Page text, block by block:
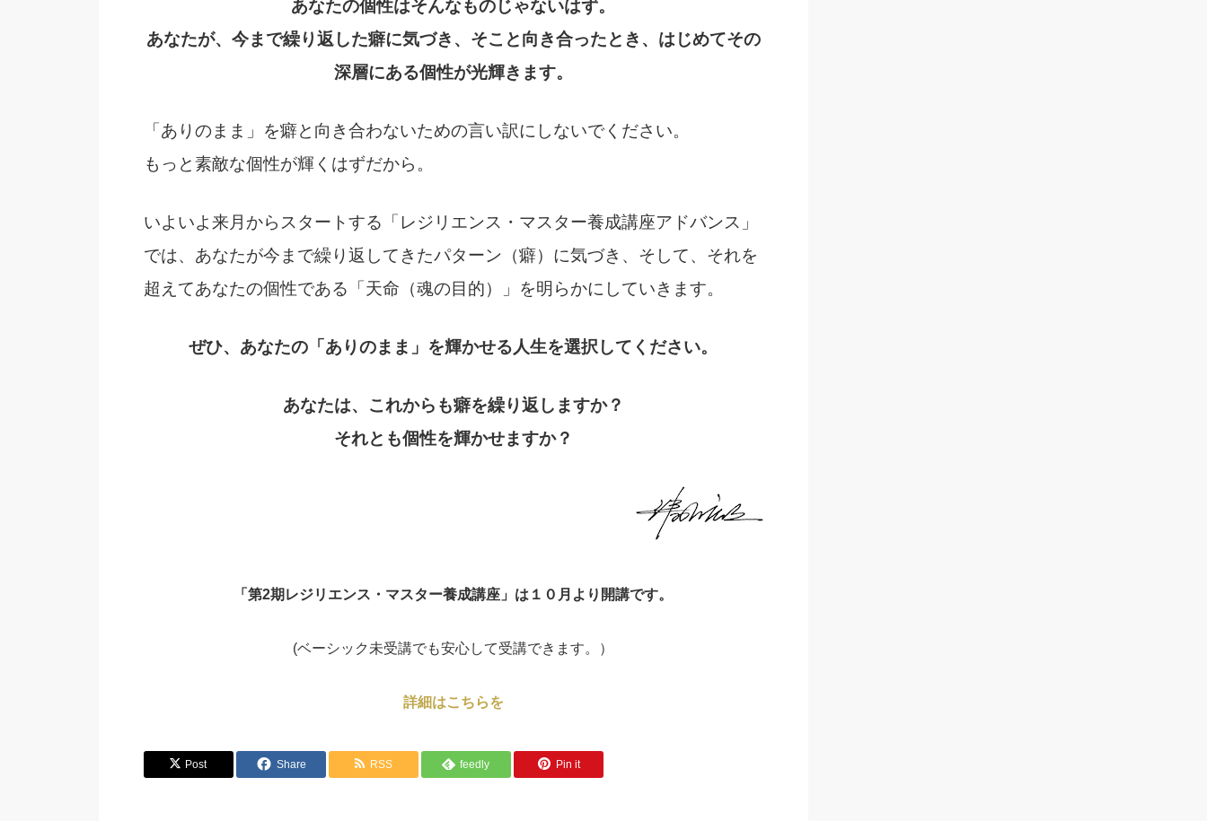
あなたの個性はそんなものじゃないはず。
あなたが、今まで繰り返した癖に気づき、そこと向き合ったとき、はじめてその
深層にある個性が光輝きます。
「ありのまま」を癖と向き合わないための言い訳にしないでください。
もっと素敵な個性が輝くはずだから。
いよいよ来月からスタートする「レジリエンス・マスター養成講座アドバンス」
では、あなたが今まで繰り返してきたパターン（癖）に気づき、そして、それを
超えてあなたの個性である「天命（魂の目的）」を明らかにしていきます。
ぜひ、あなたの「ありのまま」を輝かせる人生を選択してください。
あなたは、これからも癖を繰り返しますか？
それとも個性を輝かせますか？
「第2期レジリエンス・マスター養成講座」は１０月より開講です。
(ベーシック未受講でも安心して受講できます。）
詳細はこちらを
Post Share RSS feedly Pin it